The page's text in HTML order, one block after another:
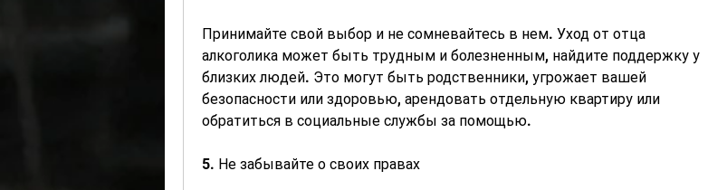
Принимайте свой выбор и не сомневайтесь в нем. Уход от отца
алкоголика может быть трудным и болезненным, найдите поддержку у
близких людей. Это могут быть родственники, угрожает вашей
безопасности или здоровью, арендовать отдельную квартиру или
обратиться в социальные службы за помощью.
5. Не забывайте о своих правах